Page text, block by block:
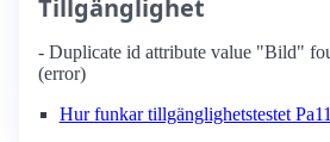
Tillgänglighet
- Duplicate id attribute value "Bild"
(error)
Hur funkar tillgänglighetstestet